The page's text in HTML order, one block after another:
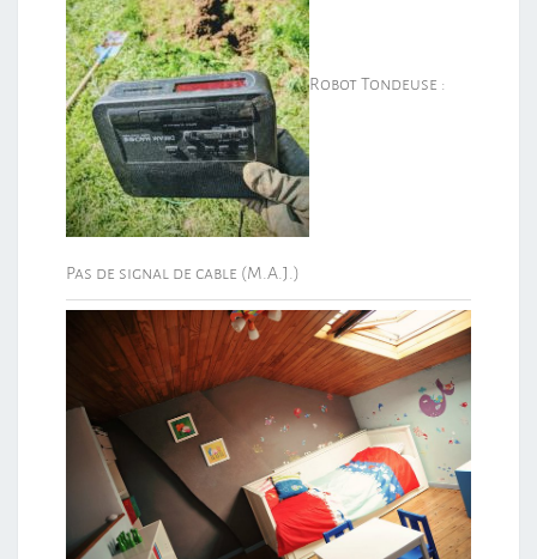
Robot Tondeuse :
Pas de signal de cable (M.A.J.)